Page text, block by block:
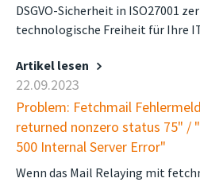
DSGVO-Sicherheit in ISO27001
technologische Freiheit für Ihre
Artikel lesen
22.09.2023
Problem: Fetchmail
returned nonzero status 75" /
500 Internal Server Error"
Wenn das Mail Relaying mit